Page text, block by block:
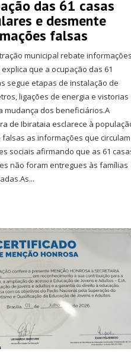
das 61 casas
e desmente
falsas
municipal rebate
que a ocupação das 61
segue etapas de instalação de
ligações de energia e vistorias
mudança dos beneficiários.A
de Ibirataia esclarece à
falsas as informações que circulam
sociais afirmando que as 61
não foram entregues às famílias